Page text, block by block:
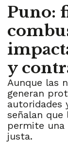
Puno:
y
Aunque las
generan
autoridades
señalan que
permite una
justa.